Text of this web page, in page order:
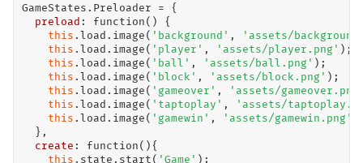
GameStates.Preloader = {
preload : function () {
this .load. image ( 'background' ,
'assets/
this .load. image ( 'player' , 'assets/player.png' );
this .load. image ( 'ball' , 'assets/ball.png' );
this .load. image ( 'block' , 'assets/block.png' );
this .load. image ( 'gameover' ,
'assets/
this .load. image ( 'taptoplay' ,
'assets/
this .load. image ( 'gamewin' , 'assets/gamewin.png'
  },
create : function (){
this .state. start ( 'Game' );